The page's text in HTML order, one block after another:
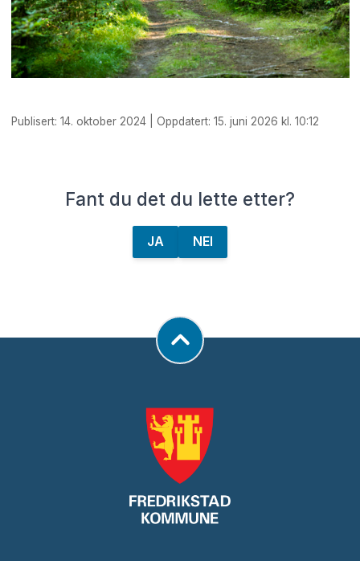
Publisert: 14. oktober 2024 | Oppdatert: 15. juni 2026 kl. 10:12
Fant du det du lette etter?
JA NEI